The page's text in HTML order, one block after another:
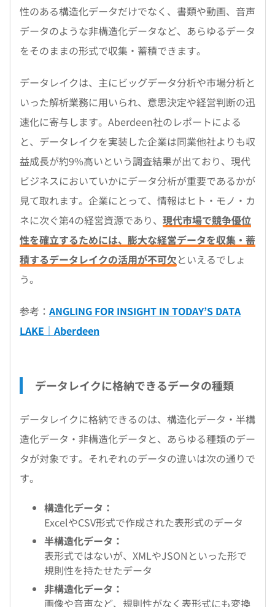
性のある構造化データだけでなく、書類や動画、音声
データのような非構造化データなど、あらゆるデータ
をそのままの形式で収集・蓄積できます。
データレイクは、主にビッグデータ分析や市場分析と
いった解析業務に用いられ、意思決定や経営判断の迅
速化に寄与します。Aberdeen社のレポートによる
と、データレイクを実装した企業は同業他社よりも収
益成長が約9%高いという調査結果が出ており、現代
ビジネスにおいていかにデータ分析が重要であるかが
見て取れます。企業にとって、情報はヒト・モノ・カ
ネに次ぐ第4の経営資源であり、 現代市場で競争優位
性を確立するためには、膨大な経営データを収集・蓄
積するデータレイクの活用が不可欠といえるでしょ
う。
参考： ANGLING FOR INSIGHT IN TODAY’S DATA
LAKE｜Aberdeen
データレイクに格納できるデータの種類
データレイクに格納できるのは、構造化データ・半構
造化データ・非構造化データと、あらゆる種類のデー
タが対象です。それぞれのデータの違いは次の通りで
す。
構造化データ：
ExcelやCSV形式で作成された表形式のデータ
半構造化データ：
表形式ではないが、XMLやJSONといった形で
規則性を持たせたデータ
非構造化データ：
画像や音声など、規則性がなく表形式にも変換